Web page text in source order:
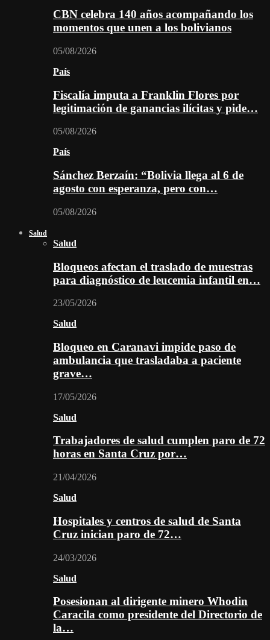
CBN celebra 140 años acompañando los
momentos que unen a los bolivianos
05/08/2026
País
Fiscalía imputa a Franklin Flores por
legitimación de ganancias ilícitas y pide…
05/08/2026
País
Sánchez Berzaín: “Bolivia llega al 6 de
agosto con esperanza, pero con…
05/08/2026
Salud
Salud
Bloqueos afectan el traslado de muestras
para diagnóstico de leucemia infantil en…
23/05/2026
Salud
Bloqueo en Caranavi impide paso de
ambulancia que trasladaba a paciente
grave…
17/05/2026
Salud
Trabajadores de salud cumplen paro de 72
horas en Santa Cruz por…
21/04/2026
Salud
Hospitales y centros de salud de Santa
Cruz inician paro de 72…
24/03/2026
Salud
Posesionan al dirigente minero Whodin
Caracila como presidente del Directorio de
la…